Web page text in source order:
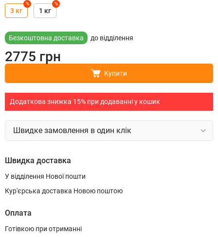
3 кг
%
1 кг
%
Безкоштовна доставка до відділення
2775 грн
Купити
Додаткова знижка 15% при додаванні у кошик
Швидке замовлення в один клік
Швидка доставка
У відділення Нової пошти
Кур'єрська доставка Новою поштою
Оплата
Готівкою при отриманні